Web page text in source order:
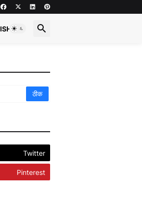
Twitter
Pinterest